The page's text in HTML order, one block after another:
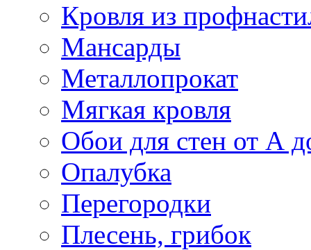
Кровля из
Мансарды
Металлопрокат
Мягкая кровля
Обои для стен от А
Опалубка
Перегородки
Плесень, грибок